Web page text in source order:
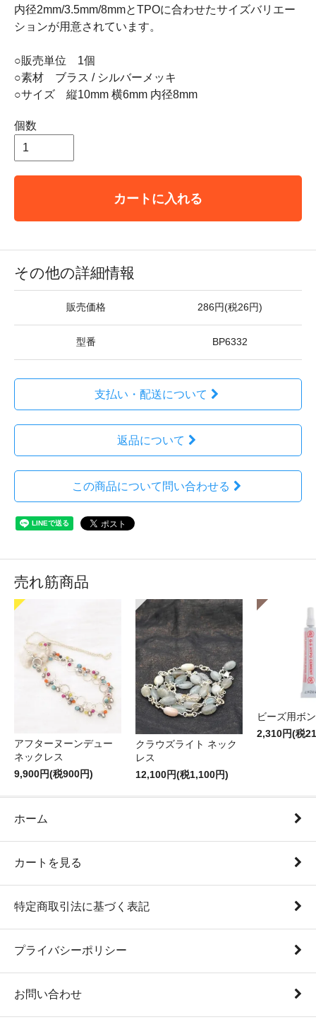
内径2mm/3.5mm/8mmとTPOに合わせたサイズバリエー
ションが用意されています。
○販売単位 1個
○素材 ブラス / シルバーメッキ
○サイズ 縦10mm 横6mm 内径8mm
個数
カートに入れる
その他の詳細情報
販売価格 286円(税26円)
型番 BP6332
支払い・配送について
返品について
この商品について問い合わせる
売れ筋商品
アフターヌーンデュー
ネックレス
9,900円(税900円)
クラウズライト ネック
レス
12,100円(税1,100円)
ビーズ用ボ
2,310円(税
ホーム
カートを見る
特定商取引法に基づく表記
プライバシーポリシー
お問い合わせ